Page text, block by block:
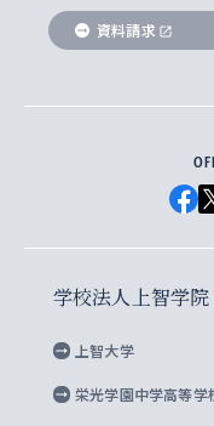
Futures） –
総合人間科学
経済学研究科
グローバル
アメリカ・カ
メディア・
水稀少社会
先進機械・
企業の採用
学費・奨学金
学部入学前
国による高
大学院生対象
海外留学す
ダイバーシ
上智大学のネ
父母・保証
学外とのネッ
上智大学の出
上智大学大
英文広報誌
上智大学のビ
上智大学ビ
上智大学校
上智大学への
上智大学の公
上智大学の
キャンパス案
資料請求
学校法人上智学院
上智大学
栄光学園中学高等学